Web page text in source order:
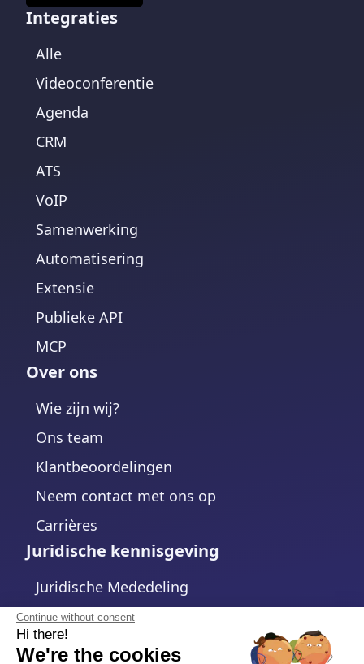
Continue without consent
Hi there!
We're the cookies
Integraties
Alle
Videoconferentie
Agenda
CRM
ATS
VoIP
Samenwerking
Automatisering
Extensie
Publieke API
MCP
Over ons
Wie zijn wij?
Ons team
Klantbeoordelingen
Neem contact met ons op
Carrières
Juridische kennisgeving
Juridische Mededeling
Privacybeleid
Cookiebeleid